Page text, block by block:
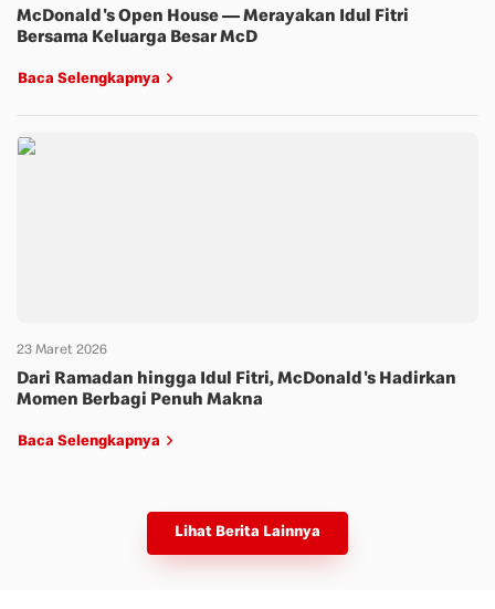
McDonald's Open House — Merayakan Idul Fitri
Bersama Keluarga Besar McD
Baca Selengkapnya
23 Maret 2026
Dari Ramadan hingga Idul Fitri, McDonald's Hadirkan
Momen Berbagi Penuh Makna
Baca Selengkapnya
Lihat Berita Lainnya